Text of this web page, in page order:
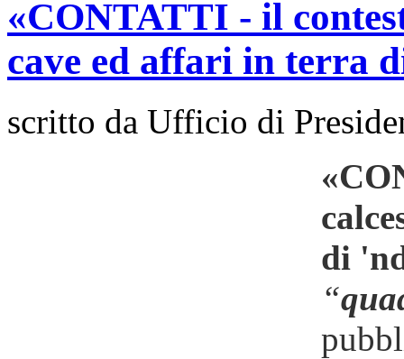
«CONTATTI - il
cave ed affari in terra
scritto da Ufficio di
di
“